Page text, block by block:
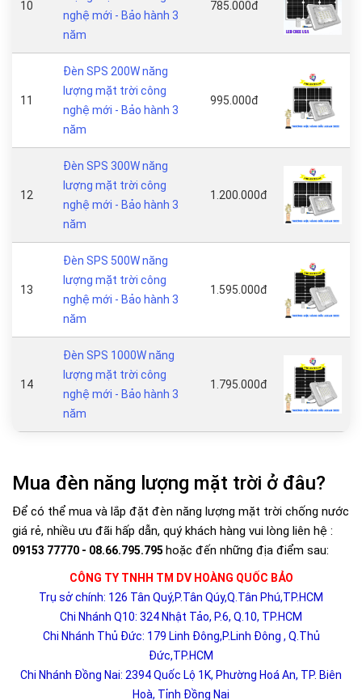
10
nghệ mới - Bảo hành 3
năm
785.000đ
11
Đèn SPS 200W năng
lượng mặt trời công
nghệ mới - Bảo hành 3
năm
995.000đ
12
Đèn SPS 300W năng
lượng mặt trời công
nghệ mới - Bảo hành 3
năm
1.200.000đ
13
Đèn SPS 500W năng
lượng mặt trời công
nghệ mới - Bảo hành 3
năm
1.595.000đ
14
Đèn SPS 1000W năng
lượng mặt trời công
nghệ mới - Bảo hành 3
năm
1.795.000đ
Mua đèn năng lượng mặt trời ở đâu?
Để có thể mua và lắp đặt đèn năng lượng mặt trời chống nước
giá rẻ, nhiều ưu đãi hấp dẫn, quý khách hàng vui lòng liên hệ :
09153 77770 - 08.66.795.795 hoặc đến những địa điểm sau:
CÔNG TY TNHH TM DV HOÀNG QUỐC BẢO
Trụ sở chính: 126 Tân Quý,P.Tân Qúy,Q.Tân Phú,TP.HCM
Chi Nhánh Q10: 324 Nhật Tảo, P.6, Q.10, TP.HCM
Chi Nhánh Thủ Đức: 179 Linh Đông,P.Linh Đông , Q.Thủ
Đức,TP.HCM
Chi Nhánh Đồng Nai: 2394 Quốc Lộ 1K, Phường Hoá An, TP. Biên
Hoà, Tỉnh Đồng Nai